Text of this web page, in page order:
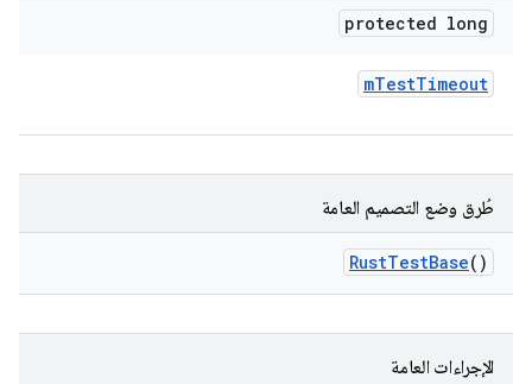
protected long
mTestTimeout
طُرق وضع التصميم العامة
RustTestBase()
الإجراءات العامة